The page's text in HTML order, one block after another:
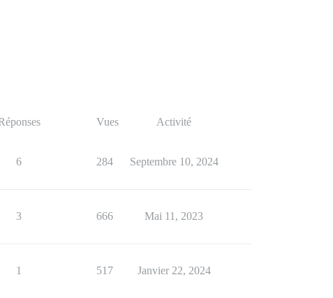
Vues Activité
6 284 Septembre 10, 2024
3 666 Mai 11, 2023
1 517 Janvier 22, 2024